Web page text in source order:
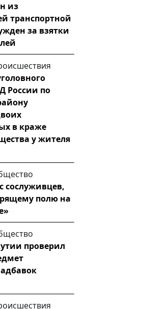
из
транспортной
за взятки
России по
в краже
у жителя
сослуживцев,
полю на
проверил